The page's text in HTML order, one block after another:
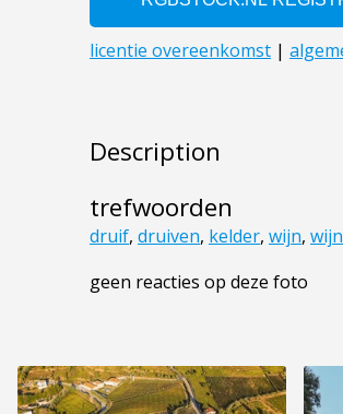
Description
trefwoorden
druif, druiven, kelder, wijn,
geen reacties op deze foto